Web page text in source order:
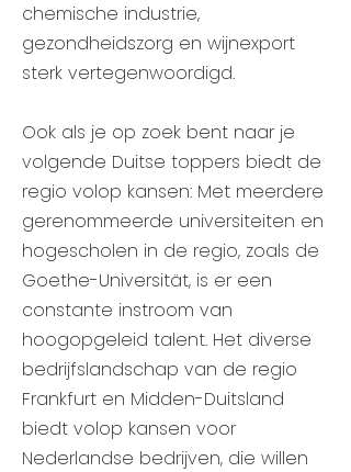
chemische industrie,
gezondheidszorg en wijnexport
sterk vertegenwoordigd.
Ook als je op zoek bent naar je
volgende Duitse toppers biedt de
regio volop kansen: Met meerdere
gerenommeerde universiteiten en
hogescholen in de regio, zoals de
Goethe-Universität, is er een
constante instroom van
hoogopgeleid talent. Het diverse
bedrijfslandschap van de regio
Frankfurt en Midden-Duitsland
biedt volop kansen voor
Nederlandse bedrijven, die willen